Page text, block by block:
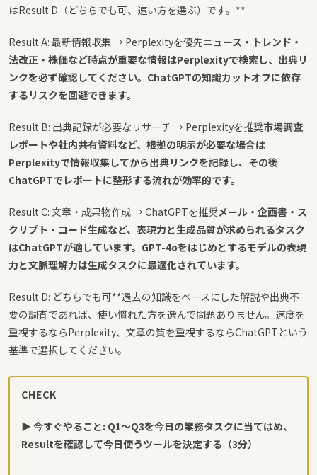
はResult D（どちらでも可、速い方を選ぶ）です。**
Result A: 最新情報収集 → Perplexityを優先ニュース・トレンド・
法改正・株価など時点が重要な情報はPerplexityで検索し、出典リ
ンクを必ず確認してください。ChatGPTの知識カットオフに依存
するリスクを回避できます。
Result B: 出典記録が必要なリサーチ → Perplexityを推奨市場調査
レポートや社内共有資料など、根拠の明示が必要な場合は
Perplexityで情報収集してから出典リンクを記録し、その後
ChatGPTでレポートに整形する流れが効率的です。
Result C: 文章・成果物作成 → ChatGPTを推奨メール・企画書・ス
クリプト・コード生成など、表現力と生成品質が求められるタスク
はChatGPTが適しています。GPT-4oをはじめとするモデルの表現
力と文脈理解力は生成タスクに最適化されています。
Result D: どちらでも可**過去の知識をベースにした解説や出典不
要の調査であれば、使い慣れた方を選んで問題ありません。速度を
重視するならPerplexity、文章の質を重視するならChatGPTという
基準で選択してください。
CHECK
▶ 今すぐやること: Q1〜Q3を今日の業務タスクに当てはめ、
Resultを確認して今日使うツールを決定する（3分）